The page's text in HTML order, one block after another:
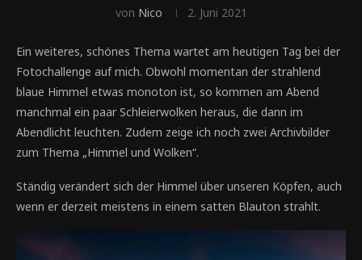
von Nico 2. Juni 2021
Ein weiteres, schönes Thema wartet am heutigen Tag bei der
Fotochallenge auf mich. Obwohl momentan der strahlend
blaue Himmel etwas monoton ist, so kommen am Abend
manchmal ein paar Schleierwolken heraus, die dann im
Abendlicht leuchten. Zudem zeige ich noch zwei Archivbilder
zum Thema „Himmel und Wolken“.
Ständig verändert sich der Himmel über unseren Köpfen, auch
wenn er derzeit meistens in einem satten Blauton strahlt.